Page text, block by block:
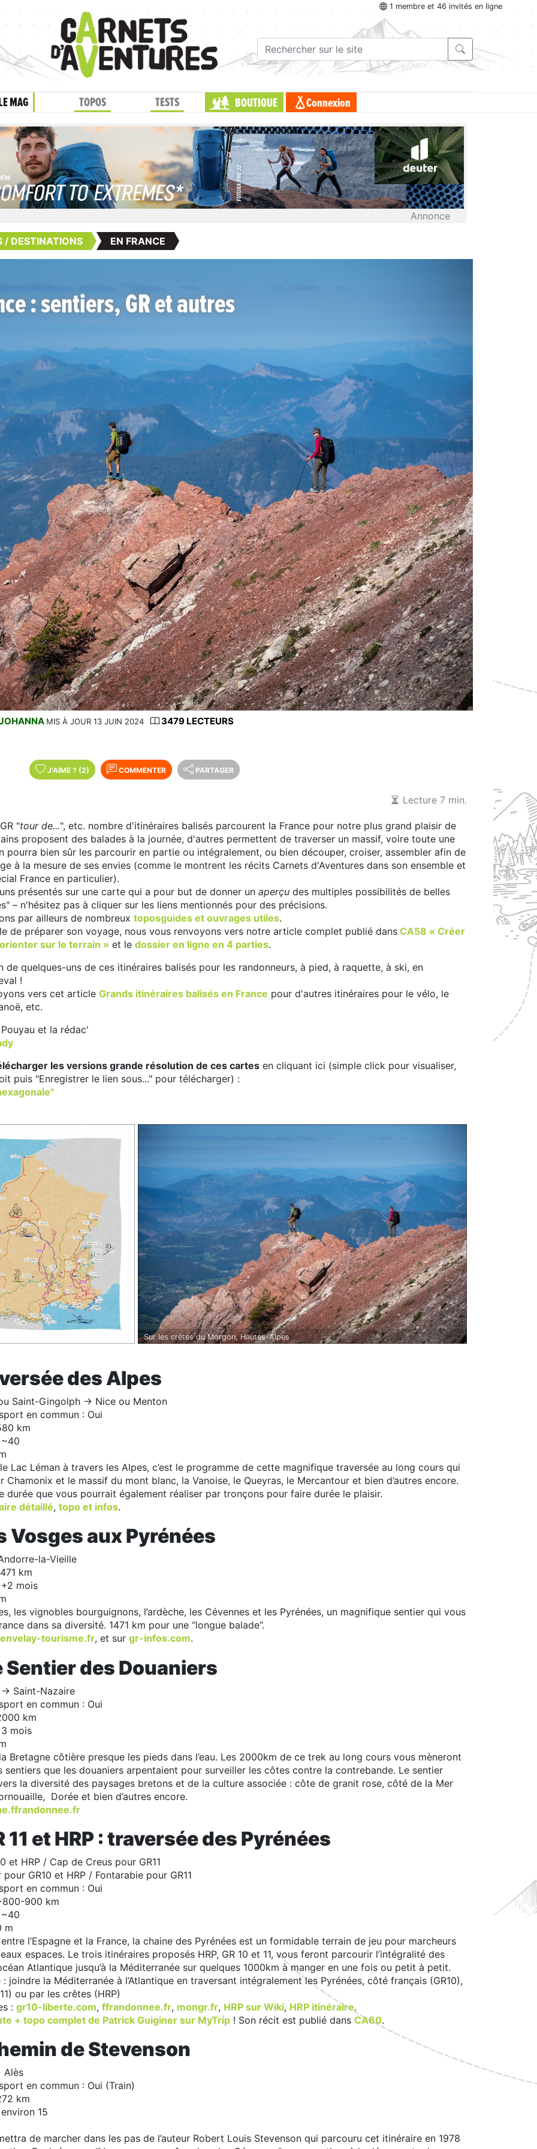
1 membre et 46 invités en ligne
MAG TOPOS TESTS BOUTIQUE Connexion
Annonce
/ DESTINATIONS EN FRANCE
: sentiers, GR et autres
MIS À JOUR 13 JUIN 2024 3479 LECTEURS
J'AIME ? (2) COMMENTER PARTAGER
Lecture 7 min.
"tour de...", etc. nombre d'itinéraires balisés parcourent la France pour notre plus grand plaisir de
proposent des balades à la journée, d'autres permettent de traverser un massif, voire toute une
pourra bien sûr les parcourir en partie ou intégralement, ou bien découper, croiser, assembler afin de
à la mesure de ses envies (comme le montrent les récits Carnets d'Aventures dans son ensemble et
France en particulier).
présentés sur une carte qui a pour but de donner un aperçu des multiples possibilités de belles
– n'hésitez pas à cliquer sur les liens mentionnés pour des précisions.
par ailleurs de nombreux toposguides et ouvrages utiles.
de préparer son voyage, nous vous renvoyons vers notre article complet publié dans CA58 « Créer
sur le terrain » et le dossier en ligne en 4 parties.
quelques-uns de ces itinéraires balisés pour les randonneurs, à pied, à raquette, à ski, en
!
vers cet article Grands itinéraires balisés en France pour d'autres itinéraires pour le vélo, le
etc.
et la rédac'
les versions grande résolution de ces cartes en cliquant ici (simple click pour visualiser,
puis "Enregistrer le lien sous..." pour télécharger) :
Sur les crêtes du Morgon, Hautes-Alpes
des Alpes
Saint-Gingolph -> Nice ou Menton
en commun : Oui
km
~40
Lac Léman à travers les Alpes, c’est le programme de cette magnifique traversée au long cours qui
Chamonix et le massif du mont blanc, la Vanoise, le Queyras, le Mercantour et bien d’autres encore.
durée que vous pourrait également réaliser par tronçons pour faire durée le plaisir.
détaillé, topo et infos.
Vosges aux Pyrénées
la-Vieille
km
+2 mois
les vignobles bourguignons, l’ardèche, les Cévennes et les Pyrénées, un magnifique sentier qui vous
dans sa diversité. 1471 km pour une “longue balade”.
tourisme.fr, et sur gr-infos.com.
Sentier des Douaniers
> Saint-Nazaire
en commun : Oui
km
3 mois
Bretagne côtière presque les pieds dans l’eau. Les 2000km de ce trek au long cours vous mèneront
sentiers que les douaniers arpentaient pour surveiller les côtes contre la contrebande. Le sentier
la diversité des paysages bretons et de la culture associée : côte de granit rose, côté de la Mer
Dorée et bien d’autres encore.
11 et HRP : traversée des Pyrénées
et HRP / Cap de Creus pour GR11
GR10 et HRP / Fontarabie pour GR11
en commun : Oui
900 km
~40
m
l’Espagne et la France, la chaine des Pyrénées est un formidable terrain de jeu pour marcheurs
espaces. Le trois itinéraires proposés HRP, GR 10 et 11, vous feront parcourir l’intégralité des
Atlantique jusqu’à la Méditerranée sur quelques 1000km à manger en une fois ou petit à petit.
joindre la Méditerranée à l’Atlantique en traversant intégralement les Pyrénées, côté français (GR10),
ou par les crêtes (HRP)
: gr10-liberte.com, ffrandonnee.fr, mongr.fr, HRP sur Wiki, HRP itinéraire.
+ topo complet de Patrick Guiginer sur MyTrip ! Son récit est publié dans CA60.
de Stevenson
Alès
en commun : Oui (Train)
km
15
de marcher dans les pas de l’auteur Robert Louis Stevenson qui parcouru cet itinéraire en 1978